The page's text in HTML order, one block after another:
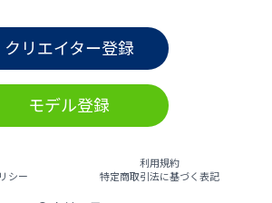
クリエイター登録
モデル登録
利用規約
シー
特定商取引法に基づく表記